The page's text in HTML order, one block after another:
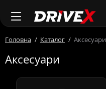
Головна Каталог Аксесуари
Аксесуари